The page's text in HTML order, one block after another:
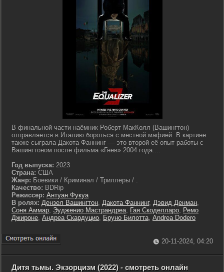
В финальной части наёмник Роберт МакКолл (Вашингтон)
отправляется в Италию бороться с местной мафией. В картине
также сыграла Дакота Фаннинг — это второй её опыт работы с
Вашингтоном после фильма «Гнев» 2004 года....
Год выпуска: 2023
Страна: США
Жанр: Боевики / Криминал / Триллеры / .
Качество: BDRip
Режиссер: Антуан Фукуа
В ролях: Дензел Вашингтон, Дакота Фаннинг, Дэвид Денман,
Соня Аммар, Эудженио Мастрандреа, Гая Скоделларо, Ремо
Джироне, Андреа Скардуцио, Бруно Билотта, Andrea Dodero
20-11-2024, 04:20
Дитя тьмы. Экзорцизм (2022) - смотреть онлайн